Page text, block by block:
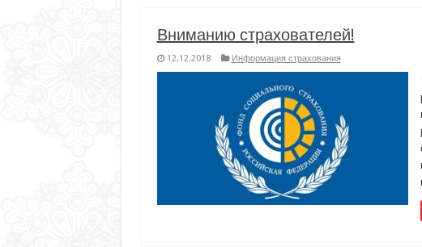
Вниманию страхователей!
12.12.2018 Информация страхования